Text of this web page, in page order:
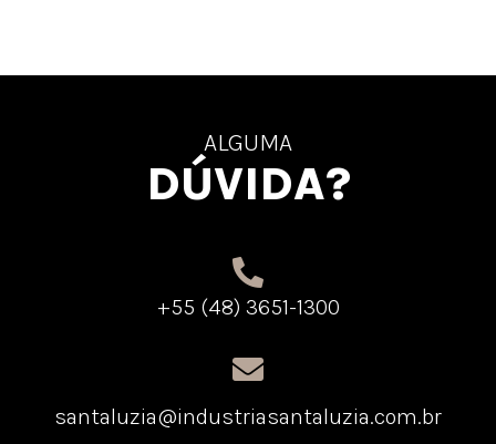
ALGUMA
DÚVIDA?
+55 (48) 3651-1300
santaluzia@industriasantaluzia.com.br